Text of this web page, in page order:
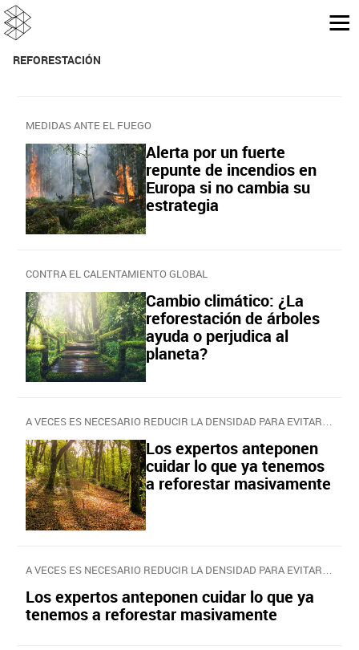
REFORESTACIÓN
MEDIDAS ANTE EL FUEGO
Alerta por un fuerte
repunte de incendios en
Europa si no cambia su
estrategia
CONTRA EL CALENTAMIENTO GLOBAL
Cambio climático: ¿La
reforestación de árboles
ayuda o perjudica al
planeta?
A VECES ES NECESARIO REDUCIR LA DENSIDAD PARA EVITAR INCENDIOS
Los expertos anteponen
cuidar lo que ya tenemos
a reforestar masivamente
A VECES ES NECESARIO REDUCIR LA DENSIDAD PARA EVITAR INCENDIOS
Los expertos anteponen cuidar lo que ya
tenemos a reforestar masivamente